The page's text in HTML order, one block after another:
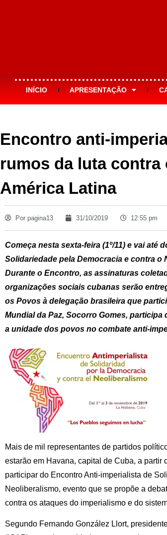
INÍCIO APRESENTAÇÃO
Encontro anti-
rumos da luta
América Latina
Por pagina13 31/10/2019 12:55 pm
Começa nesta sexta-feira (1º/11) e vai
Solidariedade pela Democracia e contra o
Durante o Encontro, as assinaturas
organizações sociais cubanas serão
os Povos à delegação brasileira que
Mundial da Paz, Socorro Gomes,
a unidade dos povos no combate anti-
Mais de mil representantes de partidos
estarão em Havana, capital de Cuba, a partir
participar do Encontro Anti-imperialista de
Neoliberalismo, evento que se propõe a
contra os ataques do imperialismo e do
Segundo Fernando González Llort,